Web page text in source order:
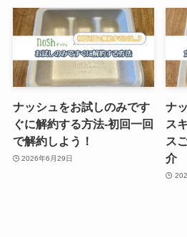
ナッシュをお試しのみです
ぐに解約する方法-初回一回
で解約しよう！
2026年6月29日
ナ
ス
ス
介